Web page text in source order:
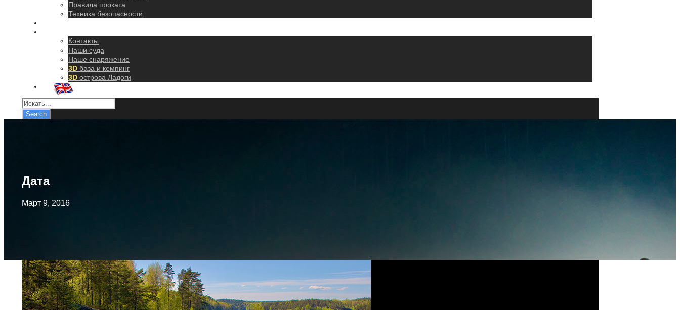
Правила проката
Техника безопасности
Контакты
Наши суда
Наше снаряжение
3D база и кемпинг
3D острова Ладоги
Дата
Март 9, 2016